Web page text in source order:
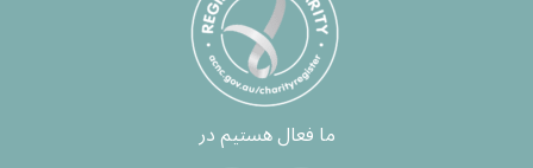
ما فعال هستیم در